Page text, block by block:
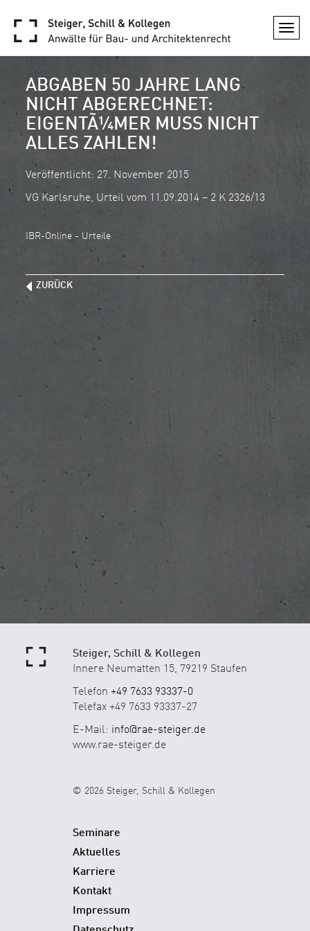
ABGABEN 50 JAHRE LANG
NICHT ABGERECHNET:
EIGENTÃ¼MER MUSS NICHT
ALLES ZAHLEN!
Veröffentlicht: 27. November 2015
VG Karlsruhe, Urteil vom 11.09.2014 – 2 K 2326/13
IBR-Online - Urteile
ZURÜCK
Steiger, Schill & Kollegen
Innere Neumatten 15, 79219 Staufen
Telefon +49 7633 93337-0
Telefax +49 7633 93337-27
E-Mail: info@rae-steiger.de
www.rae-steiger.de
© 2026 Steiger, Schill & Kollegen
Seminare
Aktuelles
Karriere
Kontakt
Impressum